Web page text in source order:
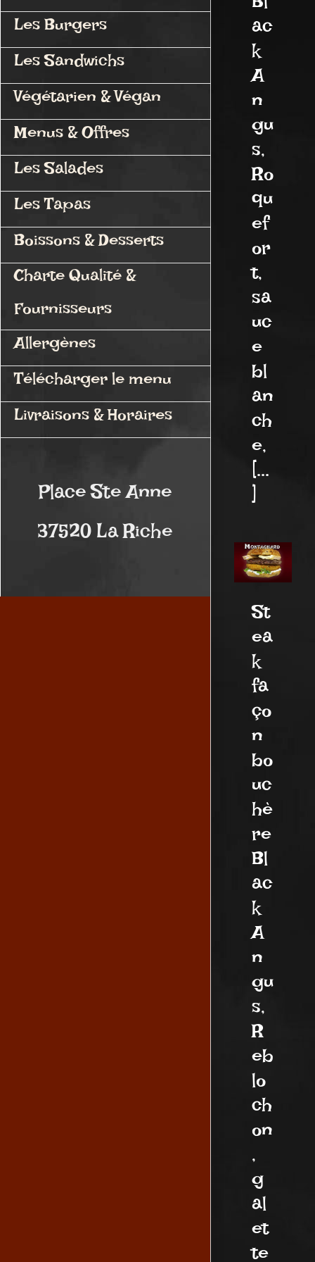
Les Burgers
Les Sandwichs
Végétarien & Végan
Menus & Offres
Les Salades
Les Tapas
Boissons & Desserts
Charte Qualité &
Fournisseurs
Allergènes
Télécharger le menu
Livraisons & Horaires
Place Ste Anne
37520 La Riche
ac
k
A
n
gu
s,
Ro
qu
ef
or
t,
sa
uc
e
bl
an
ch
e,
[...
]
St
ea
k
fa
ço
n
bo
uc
hè
re
Bl
ac
k
A
n
gu
s,
R
eb
lo
ch
on
,
g
al
et